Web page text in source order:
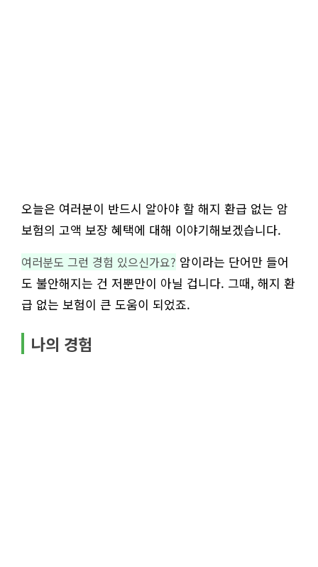
오늘은 여러분이 반드시 알아야 할 해지 환급 없는 암
보험의 고액 보장 혜택에 대해 이야기해보겠습니다.
여러분도 그런 경험 있으신가요? 암이라는 단어만 들어
도 불안해지는 건 저뿐만이 아닐 겁니다. 그때, 해지 환
급 없는 보험이 큰 도움이 되었죠.
나의 경험